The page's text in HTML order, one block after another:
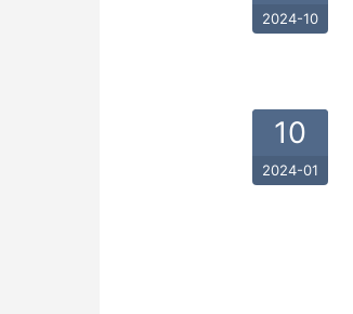
2024-10
10
2024-01